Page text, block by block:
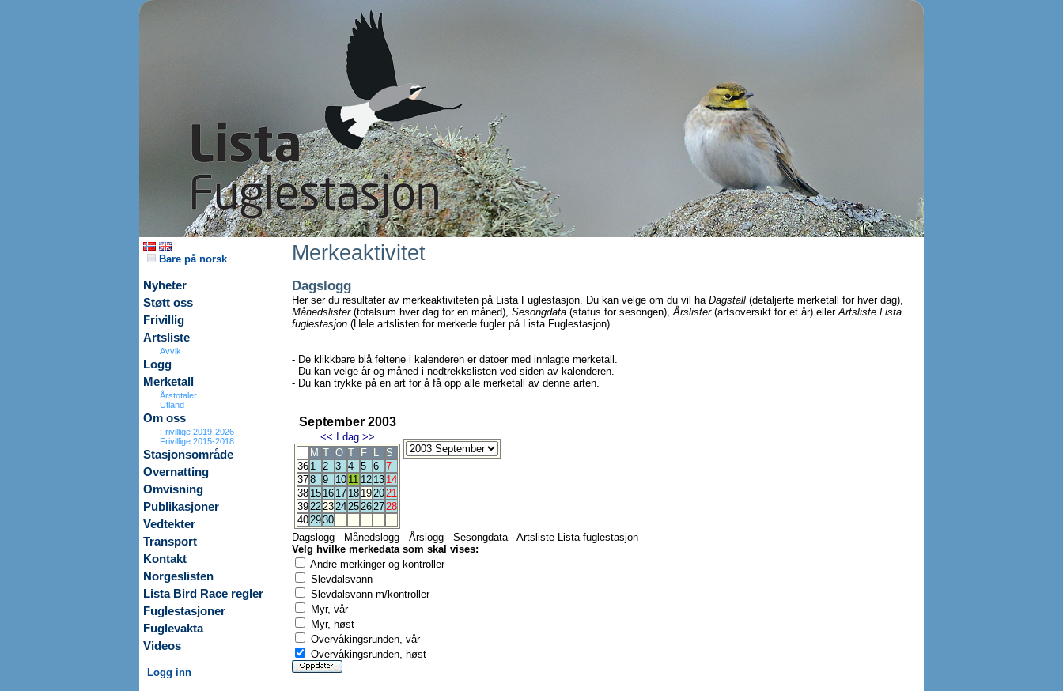
Bare på norsk
Nyheter
Støtt oss
Frivillig
Artsliste
Avvik
Logg
Merketall
Årstotaler
Utland
Om oss
Frivillige 2019-2026
Frivillige 2015-2018
Stasjonsområde
Overnatting
Omvisning
Publikasjoner
Vedtekter
Transport
Kontakt
Norgeslisten
Lista Bird Race regler
Fuglestasjoner
Fuglevakta
Videos
Logg inn
Merkeaktivitet
Dagslogg
Her ser du resultater av merkeaktiviteten på Lista Fuglestasjon. Du kan velge om du vil ha Dagstall (detaljerte merketall for hver dag),
Månedslister(totalsum hver dag for en måned), Sesongdata (status for sesongen),Årslister(artsoversikt for et år) ellerArtsliste Lista
fuglestasjon (Hele artslisten for merkede fugler på Lista Fuglestasjon).
- De klikkbare blå feltene i kalenderen er datoer med innlagte merketall.
- Du kan velge år og måned i nedtrekkslisten ved siden av kalenderen.
- Du kan trykke på en art for å få opp alle merketall av denne arten.
September 2003
<< I dag >>
M T O T F L
S
36 1 2 3 4 5 6 7
378 9 10 11 12 13 14
38 15 16 17 18 192021
3922232425262728
402930
Dagslogg - Månedslogg - Årslogg - Sesongdata- Artsliste Lista fuglestasjon
Velg hvilke merkedata som skal vises:
Andre merkinger og kontroller
Slevdalsvann
Slevdalsvann m/kontroller
Myr, vår
Myr, høst
Overvåkingsrunden, vår
Overvåkingsrunden, høst